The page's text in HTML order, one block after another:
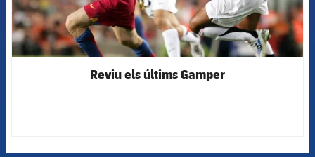
Reviu els últims Gamper